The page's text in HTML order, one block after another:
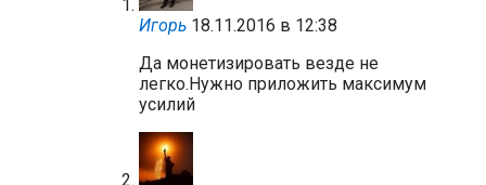
Игорь 18.11.2016 в 12:38
Да монетизировать везде не
легко.Нужно приложить максимум
усилий